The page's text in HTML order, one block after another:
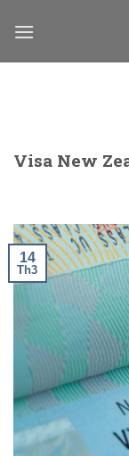
Visa New
14
Th3